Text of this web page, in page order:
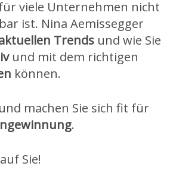
viele Unternehmen nicht
ist. Nina Aemissegger
Trends und wie Sie
und mit dem richtigen
können.
machen Sie sich fit für
.
Sie!